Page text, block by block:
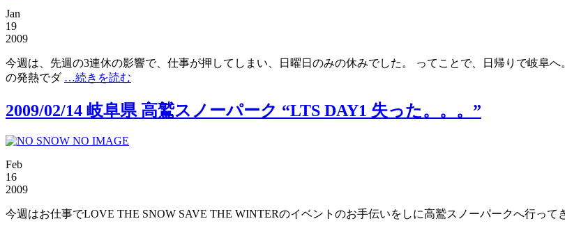
Jan
19
2009
今週は、先週の3連休の影響で、仕事が押してしまい、日曜日のみの休みでした。 ってことで、日帰りで岐阜
の発熱でダ …続きを読む
2009/02/14 岐阜県 高鷲スノーパーク “LTS DAY1 失った。。。”
Feb
16
2009
今週はお仕事でLOVE THE SNOW SAVE THE WINTERのイベントのお手伝いをしに高鷲スノーパークへ行っ